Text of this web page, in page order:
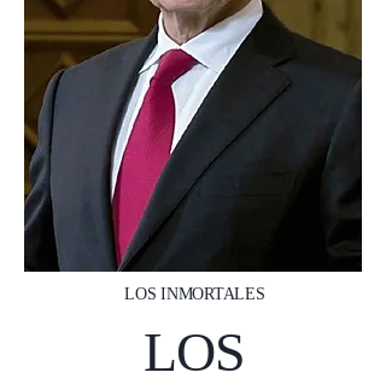
LOS INMORTALES
LOS